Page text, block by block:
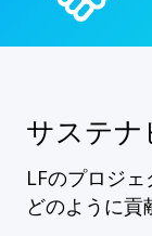
サステナ
LFのプロジ
どのように貢